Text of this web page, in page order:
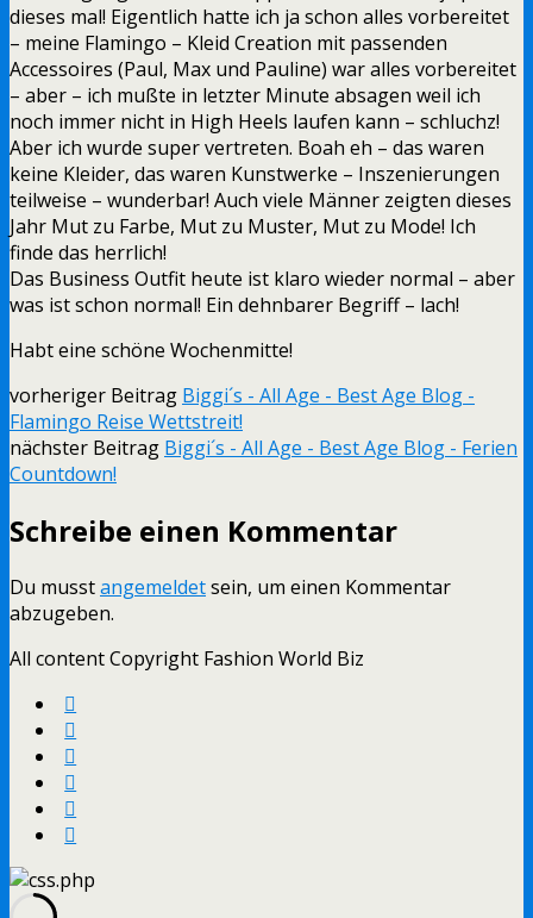
dieses mal! Eigentlich hatte ich ja schon alles vorbereitet
– meine Flamingo – Kleid Creation mit passenden
Accessoires (Paul, Max und Pauline) war alles vorbereitet
– aber – ich mußte in letzter Minute absagen weil ich
noch immer nicht in High Heels laufen kann – schluchz!
Aber ich wurde super vertreten. Boah eh – das waren
keine Kleider, das waren Kunstwerke – Inszenierungen
teilweise – wunderbar! Auch viele Männer zeigten dieses
Jahr Mut zu Farbe, Mut zu Muster, Mut zu Mode! Ich
finde das herrlich!
Das Business Outfit heute ist klaro wieder normal – aber
was ist schon normal! Ein dehnbarer Begriff – lach!
Habt eine schöne Wochenmitte!
vorheriger Beitrag Biggi´s - All Age - Best Age Blog -
Flamingo Reise Wettstreit!
nächster Beitrag Biggi´s - All Age - Best Age Blog - Ferien
Countdown!
Schreibe einen Kommentar
Du musstangemeldetsein, um einen Kommentar
abzugeben.
All content Copyright Fashion World Biz